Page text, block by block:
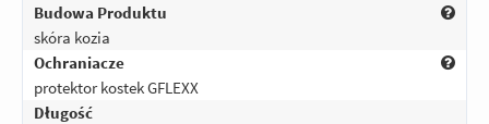
Budowa Produktu
skóra kozia
Ochraniacze
protektor kostek GFLEXX
Długość